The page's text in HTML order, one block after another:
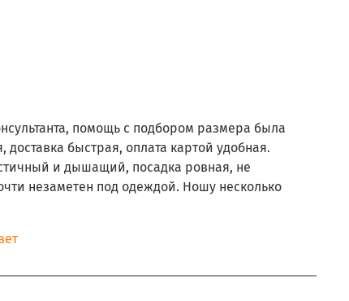
помощь с подбором размера была
доставка быстрая, оплата картой удобная.
и дышащий, посадка ровная, не
незаметен под одеждой. Ношу несколько